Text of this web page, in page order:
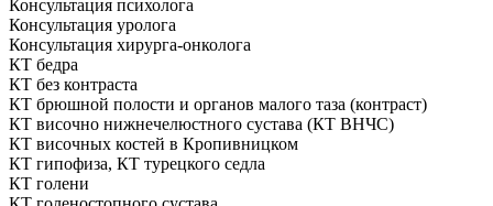
Консультация психолога
Консультация уролога
Консультация хирурга-онколога
КТ бедра
КТ без контраста
КТ брюшной полости и органов малого таза (контраст)
КТ височно нижнечелюстного сустава (КТ ВНЧС)
КТ височных костей в Кропивницком
КТ гипофиза, КТ турецкого седла
КТ голени